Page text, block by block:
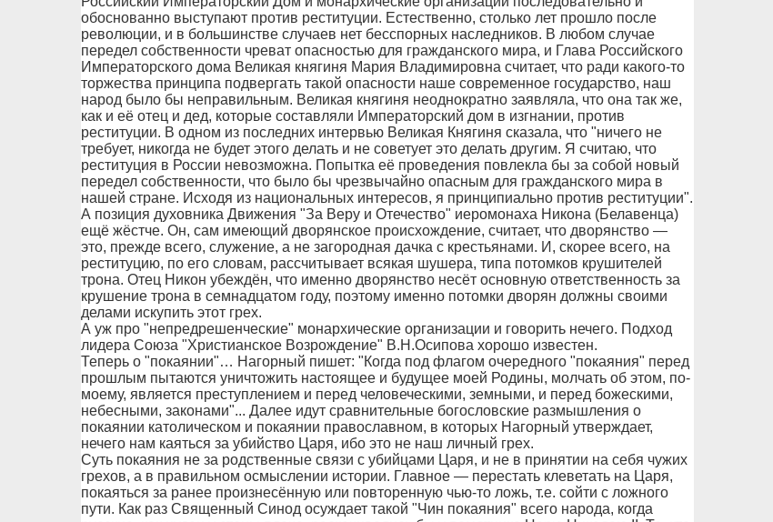
обоснованно выступают против реституции. Естественно, столько лет прошло после
революции, и в большинстве случаев нет бесспорных наследников. В любом случае
передел собственности чреват опасностью для гражданского мира, и Глава Российского
Императорского дома Великая княгиня Мария Владимировна считает, что ради какого-то
торжества принципа подвергать такой опасности наше современное государство, наш
народ было бы неправильным. Великая княгиня неоднократно заявляла, что она так же,
как и её отец и дед, которые составляли Императорский дом в изгнании, против
реституции. В одном из последних интервью Великая Княгиня сказала, что "ничего не
требует, никогда не будет этого делать и не советует это делать другим. Я считаю, что
реституция в России невозможна. Попытка её проведения повлекла бы за собой новый
передел собственности, что было бы чрезвычайно опасным для гражданского мира в
нашей стране. Исходя из национальных интересов, я принципиально против реституции".
А позиция духовника Движения "За Веру и Отечество" иеромонаха Никона (Белавенца)
ещё жёстче. Он, сам имеющий дворянское происхождение, считает, что дворянство —
это, прежде всего, служение, а не загородная дачка с крестьянами. И, скорее всего, на
реституцию, по его словам, рассчитывает всякая шушера, типа потомков крушителей
трона. Отец Никон убеждён, что именно дворянство несёт основную ответственность за
крушение трона в семнадцатом году, поэтому именно потомки дворян должны своими
делами искупить этот грех.
А уж про "непредрешенческие" монархические организации и говорить нечего. Подход
лидера Союза "Христианское Возрождение" В.Н.Осипова хорошо известен.
Теперь о "покаянии"… Нагорный пишет: "Когда под флагом очередного "покаяния" перед
прошлым пытаются уничтожить настоящее и будущее моей Родины, молчать об этом, по-
моему, является преступлением и перед человеческими, земными, и перед божескими,
небесными, законами"... Далее идут сравнительные богословские размышления о
покаянии католическом и покаянии православном, в которых Нагорный утверждает,
нечего нам каяться за убийство Царя, ибо это не наш личный грех.
Суть покаяния не за родственные связи с убийцами Царя, и не в принятии на себя чужих
грехов, а в правильном осмыслении истории. Главное — перестать клеветать на Царя,
покаяться за ранее произнесённую или повторенную чью-то ложь, т.е. сойти с ложного
пути. Как раз Священный Синод осуждает такой "Чин покаяния" всего народа, когда